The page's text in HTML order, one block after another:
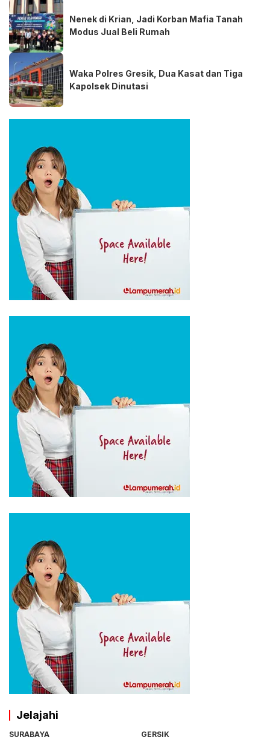
Nenek di Krian, Jadi Korban Mafia Tanah
Modus Jual Beli Rumah
Waka Polres Gresik, Dua Kasat dan Tiga
Kapolsek Dinutasi
Jelajahi
SURABAYA GERSIK